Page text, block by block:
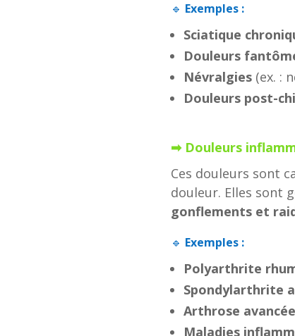
🔹 Exemples :
Sciatique
Douleurs
Névralgies(ex. :
Douleurs post-
➡ Douleurs
Ces douleurs sont
douleur. Elles sont
gonflements et
🔹 Exemples :
Polyarthrite
Spondylarthrite
Arthrose avancée
Maladies